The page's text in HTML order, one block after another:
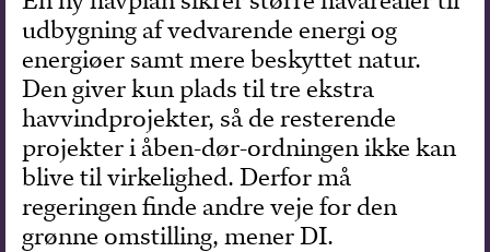
udbygning af vedvarende energi og
energiøer samt mere beskyttet natur.
Den giver kun plads til tre ekstra
havvindprojekter, så de resterende
projekter i åben-dør-ordningen ikke kan
blive til virkelighed. Derfor må
regeringen finde andre veje for den
grønne omstilling, mener DI.